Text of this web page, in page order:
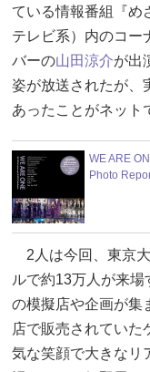
ている情報番組『め
テレビ系）内のコー
バーの山田涼介が出
姿が放送されたが、
あったことがネット
WE ARE
Photo
2人は今回、東京
ルで約13万人が来
の模擬店や企画が集
店で販売されていた
気な笑顔で大きなリ